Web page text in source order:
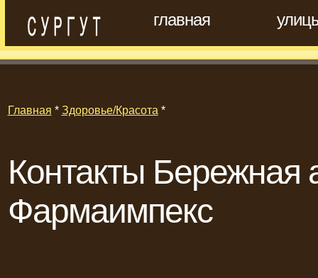
главная
Главная * Здоровье/Красота *
Контакты
Фармаимпекс